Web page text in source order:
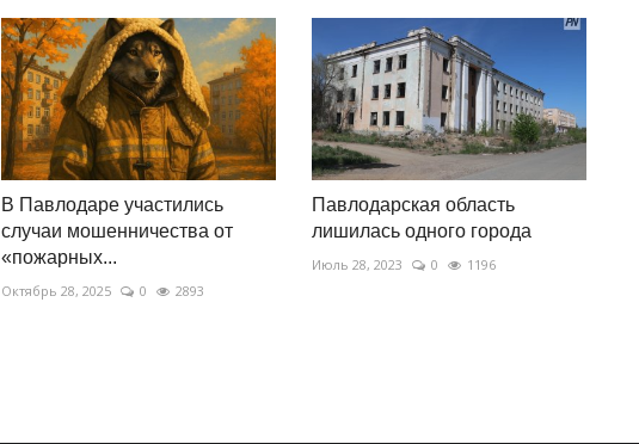
В Павлодаре участились
случаи мошенничества от
«пожарных...
Октябрь 28, 2025 0 2893
Павлодарская область
лишилась одного города
Июль 28, 2023 0 1196